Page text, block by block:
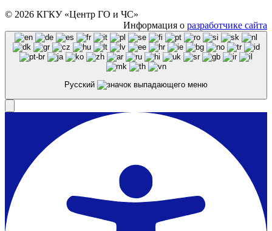
© 2026 КГКУ «Центр ГО и ЧС»
Информация о разработчике сайта
Русский